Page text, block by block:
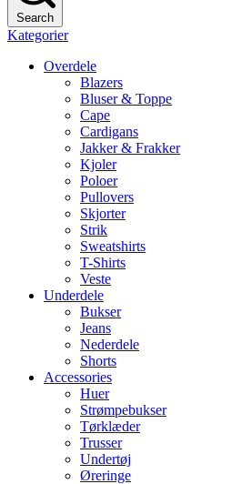
Search
Kategorier
Overdele
Blazers
Bluser & Toppe
Cape
Cardigans
Jakker & Frakker
Kjoler
Poloer
Pullovers
Skjorter
Strik
Sweatshirts
T-Shirts
Veste
Underdele
Bukser
Jeans
Nederdele
Shorts
Accessories
Huer
Strømpebukser
Tørklæder
Trusser
Undertøj
Øreringe